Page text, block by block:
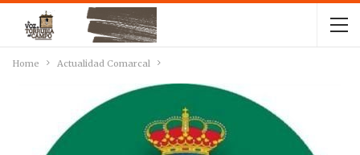
Home Actualidad Comarcal